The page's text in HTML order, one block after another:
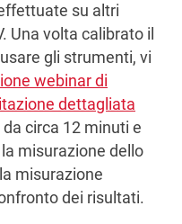
su altri
Una volta calibrato il
gli strumenti, vi
webinar di
dettagliata
circa 12 minuti e
misurazione dello
misurazione
dei risultati.